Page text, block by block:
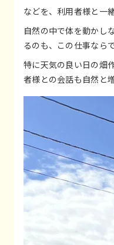
などを、利用者様と一
自然の中で体を動かし
るのも、この仕事なら
特に天気の良い日の畑
者様との会話も自然と